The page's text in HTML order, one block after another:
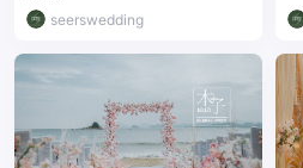
seerswedding